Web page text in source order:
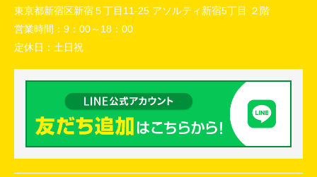
東京都新宿区新宿５丁目11-25 アソルティ新宿5丁目 ２階
営業時間： 9：00～18：00
定休日： 土日祝